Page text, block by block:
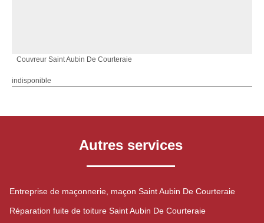
Couvreur Saint Aubin De Courteraie
indisponible
Autres services
Entreprise de maçonnerie, maçon Saint Aubin De Courteraie
Réparation fuite de toiture Saint Aubin De Courteraie